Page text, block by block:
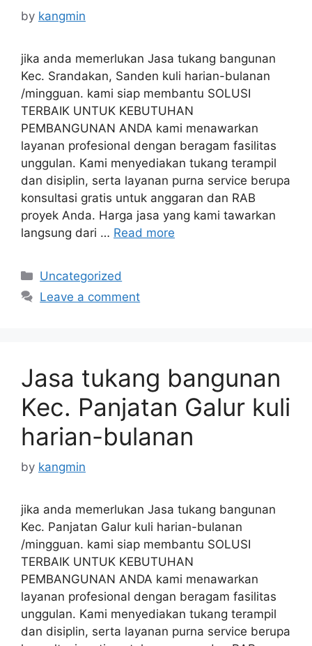
by kangmin
jika anda memerlukan Jasa tukang bangunan
Kec. Srandakan, Sanden kuli harian-bulanan
/mingguan. kami siap membantu SOLUSI
TERBAIK UNTUK KEBUTUHAN
PEMBANGUNAN ANDA kami menawarkan
layanan profesional dengan beragam fasilitas
unggulan. Kami menyediakan tukang terampil
dan disiplin, serta layanan purna service berupa
konsultasi gratis untuk anggaran dan RAB
proyek Anda. Harga jasa yang kami tawarkan
langsung dari … Read more
Categories
Uncategorized
Leave a comment
Jasa tukang bangunan
Kec. Panjatan Galur kuli
harian-bulanan
by kangmin
jika anda memerlukan Jasa tukang bangunan
Kec. Panjatan Galur kuli harian-bulanan
/mingguan. kami siap membantu SOLUSI
TERBAIK UNTUK KEBUTUHAN
PEMBANGUNAN ANDA kami menawarkan
layanan profesional dengan beragam fasilitas
unggulan. Kami menyediakan tukang terampil
dan disiplin, serta layanan purna service berupa